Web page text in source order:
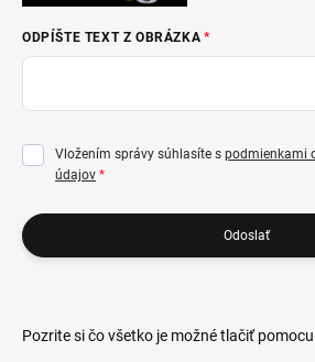
ODPÍŠTE TEXT Z OBRÁZKA
Vložením správy súhlasíte s podmienkami
údajov
Odoslať
Pozrite si čo všetko je možné tlačiť